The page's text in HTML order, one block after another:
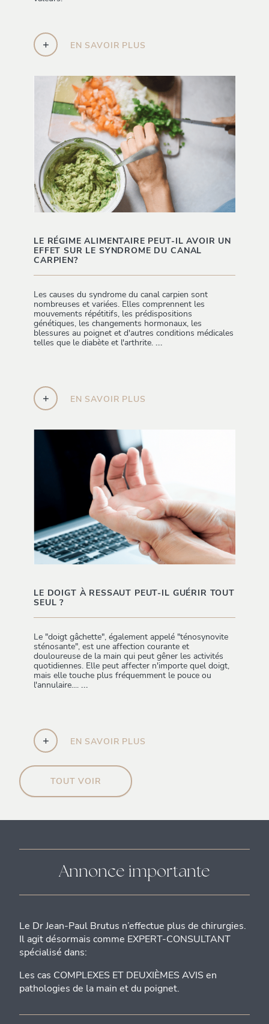
+ EN SAVOIR PLUS
LE RÉGIME ALIMENTAIRE PEUT-IL AVOIR UN
EFFET SUR LE SYNDROME DU CANAL
CARPIEN?
Les causes du syndrome du canal carpien sont
nombreuses et variées. Elles comprennent les
mouvements répétitifs, les prédispositions
génétiques, les changements hormonaux, les
blessures au poignet et d'autres conditions médicales
telles que le diabète et l'arthrite. ...
+ EN SAVOIR PLUS
LE DOIGT À RESSAUT PEUT-IL GUÉRIR TOUT
SEUL ?
Le "doigt gâchette", également appelé "ténosynovite
sténosante", est une affection courante et
douloureuse de la main qui peut gêner les activités
quotidiennes. Elle peut affecter n'importe quel doigt,
mais elle touche plus fréquemment le pouce ou
l'annulaire.... ...
+ EN SAVOIR PLUS
TOUT VOIR
Annonce importante
Le Dr Jean-Paul Brutus n’effectue plus de chirurgies.
Il agit désormais comme EXPERT-CONSULTANT
spécialisé dans:
Les cas COMPLEXES ET DEUXIÈMES AVIS en
pathologies de la main et du poignet.